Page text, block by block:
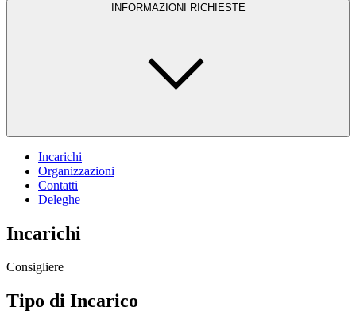
INFORMAZIONI RICHIESTE
Incarichi
Organizzazioni
Contatti
Deleghe
Incarichi
Consigliere
Tipo di Incarico